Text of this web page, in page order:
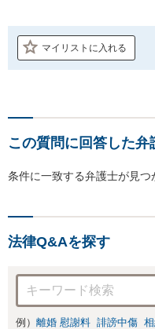
マイリストに入れる
この質問に回答した弁
条件に一致する弁護士が見つ
法律Q&Aを探す
例） 離婚 慰謝料 誹謗中傷